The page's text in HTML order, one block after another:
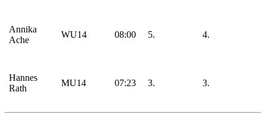
Annika
Ache
WU14 08:00 5. 4.
Hannes
Rath
MU14 07:23 3. 3.